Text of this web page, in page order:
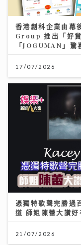
香港創科企業由幕
Group 推出「好
「JOGUMAN」驚
17/07/2026
憑獨特歌聲完勝過
道 師姐陳蕾大讚好
21/07/2026